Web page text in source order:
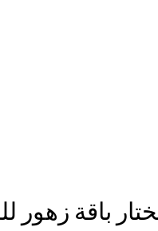
باقة زهور